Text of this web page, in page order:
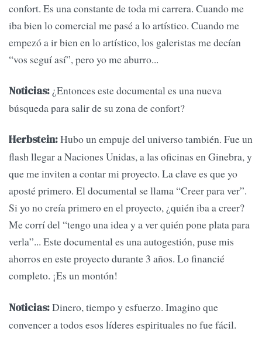
confort. Es una constante de toda mi carrera. Cuando me
iba bien lo comercial me pasé a lo artístico. Cuando me
empezó a ir bien en lo artístico, los galeristas me decían
“vos seguí así”, pero yo me aburro...
Noticias: ¿Entonces este documental es una nueva
búsqueda para salir de su zona de confort?
Herbstein:Hubo un empuje del universo también. Fue un
flash llegar a Naciones Unidas, a las oficinas en Ginebra, y
que me inviten a contar mi proyecto. La clave es que yo
aposté primero. El documental se llama “Creer para ver”.
Si yo no creía primero en el proyecto, ¿quién iba a creer?
Me corrí del “tengo una idea y a ver quién pone plata para
verla”... Este documental es una autogestión, puse mis
ahorros en este proyecto durante 3 años. Lo financié
completo. ¡Es un montón!
Noticias:Dinero, tiempo y esfuerzo. Imagino que
convencer a todos esos líderes espirituales no fue fácil.